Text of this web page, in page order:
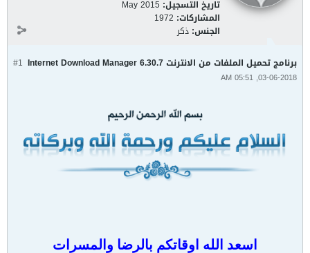
تاريخ التسجيل: May 2015
المشاركات: 1972
الجنس: ذكر
#1 برنامج تحميل الملفات من الانترنت Internet Download Manager 6.30.7
03-06-2018, 05:51 AM
اسعد الله اوقاتكم بالرضا والمسرات